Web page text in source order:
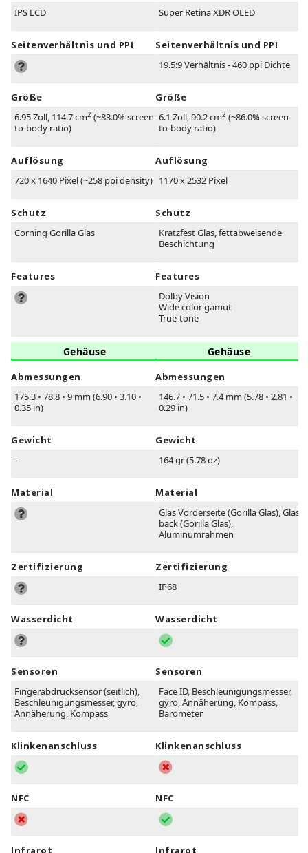
IPS LCD
Seitenverhältnis und PPI
Größe
6.95 Zoll, 114.7 cm2 (~83.0% screen-
to-body ratio)
Auflösung
720 x 1640 Pixel (~258 ppi density)
Schutz
Corning Gorilla Glas
Features
Gehäuse
Abmessungen
175.3 • 78.8 • 9 mm (6.90 • 3.10 •
0.35 in)
Gewicht
-
Material
Zertifizierung
Wasserdicht
Sensoren
Fingerabdrucksensor (seitlich),
Beschleunigungsmesser, gyro,
Annäherung, Kompass
Klinkenanschluss
NFC
Infrarot
Super Retina XDR OLED
Seitenverhältnis und PPI
19.5:9 Verhältnis - 460 ppi Dichte
Größe
6.1 Zoll, 90.2 cm2 (~86.0% screen-
to-body ratio)
Auflösung
1170 x 2532 Pixel
Schutz
Kratzfest Glas, fettabweisende
Beschichtung
Features
Dolby Vision
Wide color gamut
True-tone
Gehäuse
Abmessungen
146.7 • 71.5 • 7.4 mm (5.78 • 2.81 •
0.29 in)
Gewicht
164 gr (5.78 oz)
Material
Glas Vorderseite (Gorilla Glas), Glas
back (Gorilla Glas),
Aluminumrahmen
Zertifizierung
IP68
Wasserdicht
Sensoren
Face ID, Beschleunigungsmesser,
gyro, Annäherung, Kompass,
Barometer
Klinkenanschluss
NFC
Infrarot